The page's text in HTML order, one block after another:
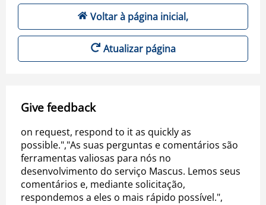
Voltar à página inicial,
Atualizar página
Give feedback
on request, respond to it as quickly as
possible.","As suas perguntas e comentários são
ferramentas valiosas para nós no
desenvolvimento do serviço Mascus. Lemos seus
comentários e, mediante solicitação,
respondemos a eles o mais rápido possível.",